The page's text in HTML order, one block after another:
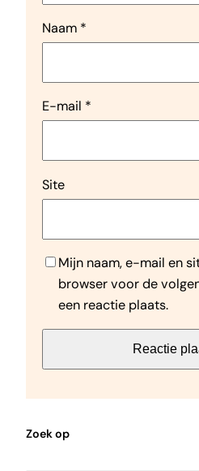
Naam *
E-mail *
Site
Mijn naam, e-mail en
browser voor de
een reactie plaats.
Zoek op